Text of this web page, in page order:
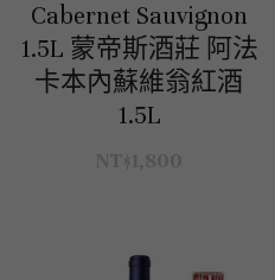
Cabernet Sauvignon
1.5L 蒙帝斯酒莊 阿法
卡本內蘇維翁紅酒
1.5L